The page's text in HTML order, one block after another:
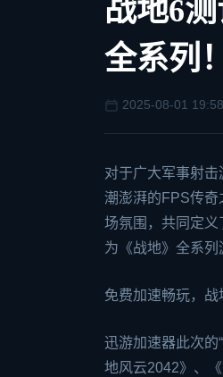
战地6
全系列！
2025-08-01
对于广大军事射
潮澎湃的FPS传奇
场氛围，共同定义
为《战地》全系
免费加速畅玩，
迅游加速器此次的
地风云2042》、